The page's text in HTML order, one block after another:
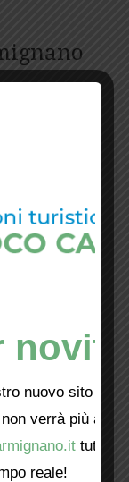
nuovo sito web!
verrà più
tutti i
reale!